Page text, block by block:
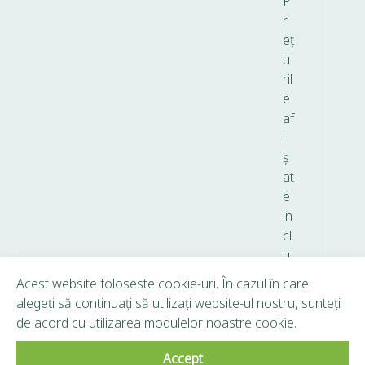
r
eț
u
ril
e
af
i
ș
at
e
in
cl
u
T
V
A.
Acest website foloseste cookie-uri. În cazul în care
alegeți să continuați să utilizați website-ul nostru, sunteți
de acord cu utilizarea modulelor noastre cookie.
Accept